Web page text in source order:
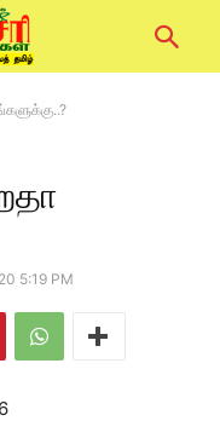
5:19 PM